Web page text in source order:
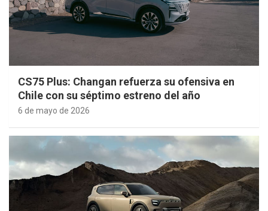
CS75 Plus: Changan refuerza su ofensiva en
Chile con su séptimo estreno del año
6 de mayo de 2026